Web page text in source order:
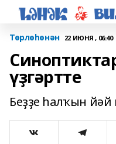
Төрлөһөнән 22 ИЮНЯ , 06:40
үҙгәртте
Беҙҙе һалҡын йәй